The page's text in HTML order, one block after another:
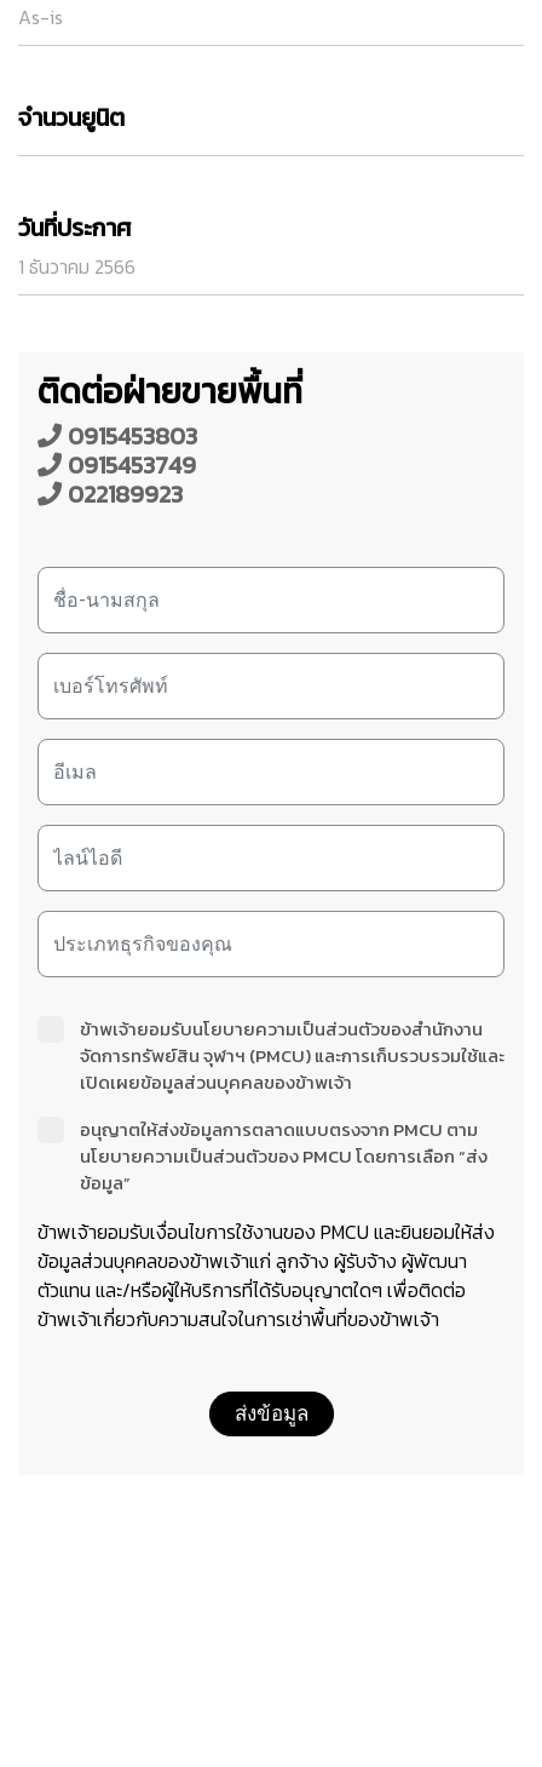
As-is
จำนวนยูนิต
วันที่ประกาศ
1 ธันวาคม 2566
ติดต่อฝ่ายขายพื้นที่
0915453803
0915453749
022189923​
ข้าพเจ้ายอมรับนโยบายความเป็นส่วนตัวของสำนักงาน
จัดการทรัพย์สิน จุฬาฯ (PMCU) และการเก็บรวบรวมใช้และ
เปิดเผยข้อมูลส่วนบุคคลของข้าพเจ้า
อนุญาตให้ส่งข้อมูลการตลาดแบบตรงจาก PMCU ตาม
นโยบายความเป็นส่วนตัวของ PMCU โดยการเลือก “ส่ง
ข้อมูล”
ข้าพเจ้ายอมรับเงื่อนไขการใช้งานของ PMCU และยินยอมให้ส่ง
ข้อมูลส่วนบุคคลของข้าพเจ้าแก่ ลูกจ้าง ผู้รับจ้าง ผู้พัฒนา
ตัวแทน และ/หรือผู้ให้บริการที่ได้รับอนุญาตใดๆ เพื่อติดต่อ
ข้าพเจ้าเกี่ยวกับความสนใจในการเช่าพื้นที่ของข้าพเจ้า
ส่งข้อมูล